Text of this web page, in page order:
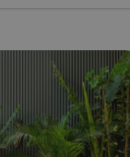
G_ENABLED_IDPS
PHPSESSID